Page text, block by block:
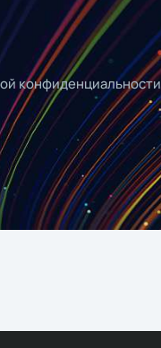
конфиденциальности